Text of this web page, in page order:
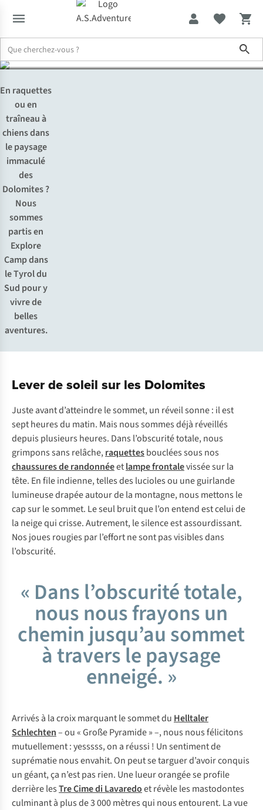
du Tyrol du Sud
En raquettes
ou en
traîneau à
chiens dans
le paysage
immaculé
des
Dolomites ?
Nous
sommes
partis en
Explore
Camp dans
le Tyrol du
Sud pour y
vivre de
belles
aventures.
Lever de soleil sur les Dolomites
Juste avant d’atteindre le sommet, un réveil sonne : il est
sept heures du matin. Mais nous sommes déjà réveillés
depuis plusieurs heures. Dans l’obscurité totale, nous
grimpons sans relâche,raquettesbouclées sous nos
chaussures de randonnéeetlampe frontalevissée sur la
tête. En file indienne, telles des lucioles ou une guirlande
lumineuse drapée autour de la montagne, nous mettons le
cap sur le sommet. Le seul bruit que l’on entend est celui de
la neige qui crisse. Autrement, le silence est assourdissant.
Nos joues rougies par l’effort ne sont pas visibles dans
l’obscurité.
« Dans l’obscurité totale,
nous nous frayons un
chemin jusqu’au sommet
à travers le paysage
enneigé. »
Arrivés à la croix marquant le sommet du Helltaler
Schlechten– ou« Große Pyramide » –,nous nous félicitons
mutuellement : yesssss, on a réussi ! Un sentiment de
suprématie nous envahit. On peut se targuer d’avoir conquis
un géant, ça n’est pas rien. Une lueur orangée se profile
derrière lesTre Cime di Lavaredoet révèle les mastodontes
culminant à plus de 3 000 mètres qui nous entourent. La vue